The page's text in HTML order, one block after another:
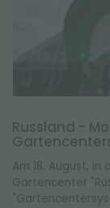
Russland -
Am 18. August,
Gartencenter